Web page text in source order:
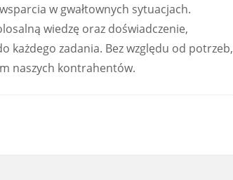
w gwałtownych sytuacjach.
wiedzę oraz doświadczenie,
każdego zadania. Bez względu od potrzeb,
naszych kontrahentów.